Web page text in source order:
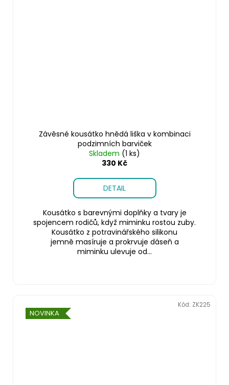
Závěsné kousátko hnědá liška v kombinaci
podzimních barviček
Skladem (1 ks)
330 Kč
DETAIL
Kousátko s barevnými doplňky a tvary je
spojencem rodičů, když miminku rostou zuby.
Kousátko z potravinářského silikonu
jemně masíruje a prokrvuje dáseň a
miminku ulevuje od...
NOVINKA
Kód: ZK225